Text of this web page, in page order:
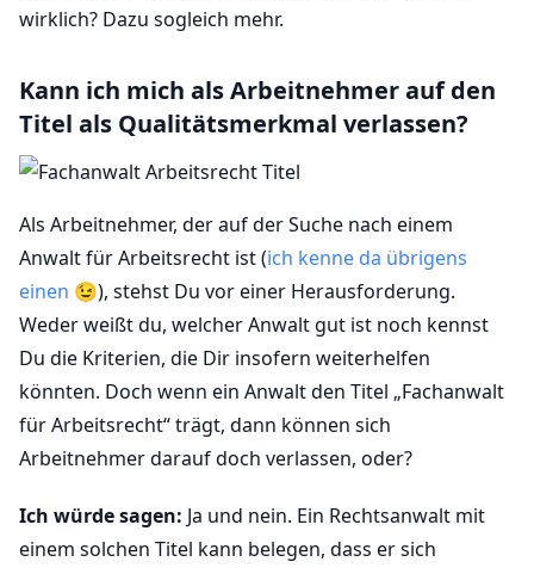
wirklich? Dazu sogleich mehr.
Kann ich mich als Arbeitnehmer auf den
Titel als Qualitätsmerkmal verlassen?
Als Arbeitnehmer, der auf der Suche nach einem
Anwalt für Arbeitsrecht ist (ich kenne da übrigens
einen 😉), stehst Du vor einer Herausforderung.
Weder weißt du, welcher Anwalt gut ist noch kennst
Du die Kriterien, die Dir insofern weiterhelfen
könnten. Doch wenn ein Anwalt den Titel „Fachanwalt
für Arbeitsrecht“ trägt, dann können sich
Arbeitnehmer darauf doch verlassen, oder?
Ich würde sagen: Ja und nein. Ein Rechtsanwalt mit
einem solchen Titel kann belegen, dass er sich